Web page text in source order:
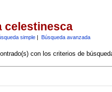
celestinesca
simple| Búsqueda avanzada
con los criterios de